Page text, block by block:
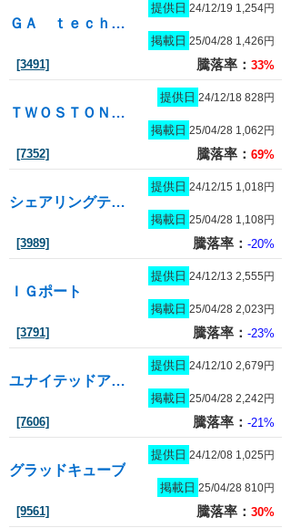
ＧＡ ｔｅｃｈｎｏｌｏｇｉｅｓ
提供日 24/12/19 1,254円
掲載日 25/04/28 1,426円
[3491] 騰落率： 33%
ＴＷＯＳＴＯＮＥ＆Ｓｏｎｓ
提供日 24/12/18 828円
掲載日 25/04/28 1,062円
[7352] 騰落率： 69%
シェアリングテクノロジー
提供日 24/12/15 1,018円
掲載日 25/04/28 1,108円
[3989] 騰落率： -20%
ＩＧポート
提供日 24/12/13 2,555円
掲載日 25/04/28 2,023円
[3791] 騰落率： -23%
ユナイテッドアローズ
提供日 24/12/10 2,679円
掲載日 25/04/28 2,242円
[7606] 騰落率： -21%
グラッドキューブ
提供日 24/12/08 1,025円
掲載日 25/04/28 810円
[9561] 騰落率： 30%